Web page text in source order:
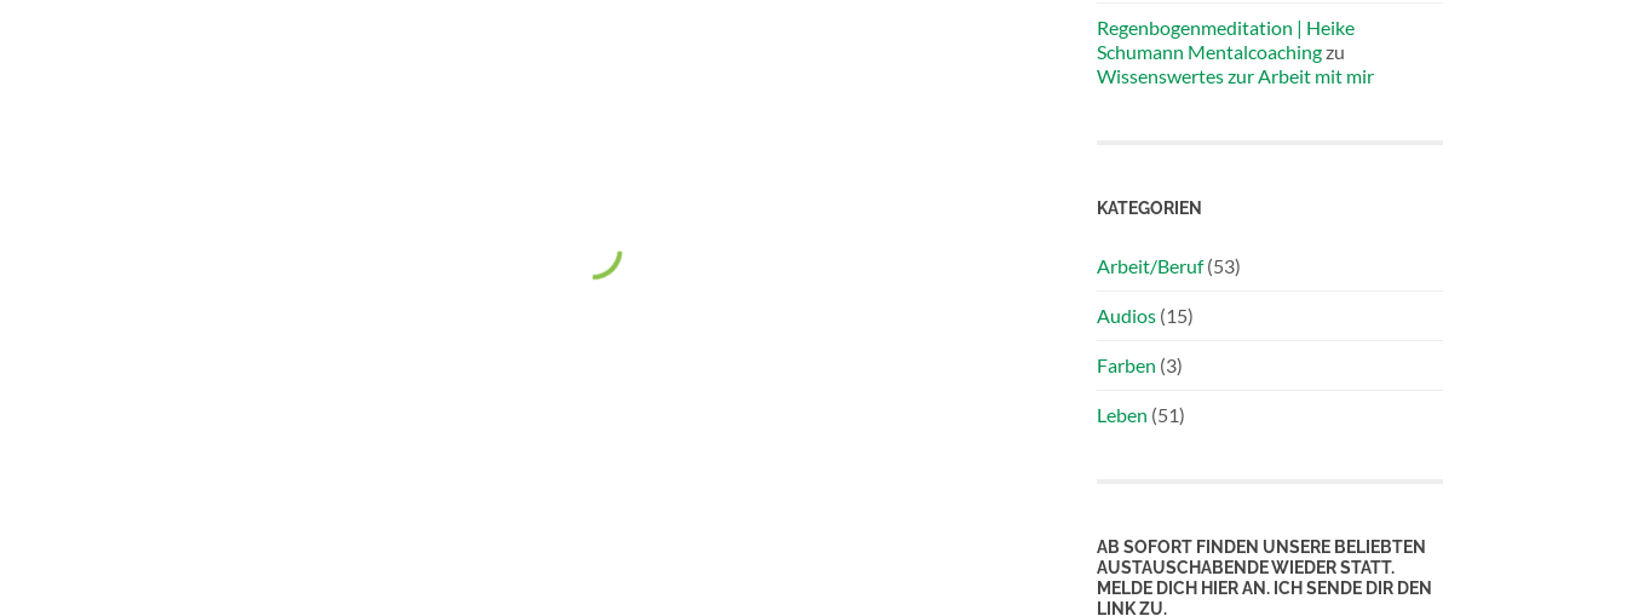
Regenbogenmeditation | Heike
Schumann Mentalcoachingzu
Wissenswertes zur Arbeit mit mir
KATEGORIEN
Arbeit/Beruf(53)
Audios (15)
Farben (3)
Leben (51)
AB SOFORT FINDEN UNSERE BELIEBTEN
AUSTAUSCHABENDE WIEDER STATT.
MELDE DICH HIER AN. ICH SENDE DIR DEN
LINK ZU.